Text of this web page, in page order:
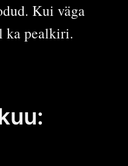
Kui väga
ka pealkiri.